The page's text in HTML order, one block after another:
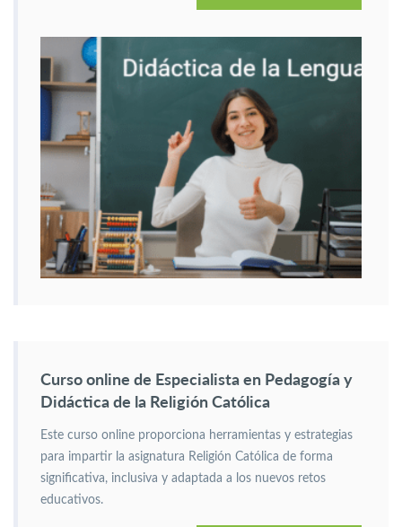
Curso online de Especialista en Pedagogía y
Didáctica de la Religión Católica
Este curso online proporciona herramientas y estrategias
para impartir la asignatura Religión Católica de forma
significativa, inclusiva y adaptada a los nuevos retos
educativos.